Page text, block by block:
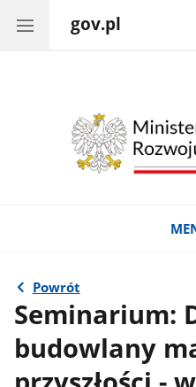
gov.pl
Powrót
Seminarium:
budowlany